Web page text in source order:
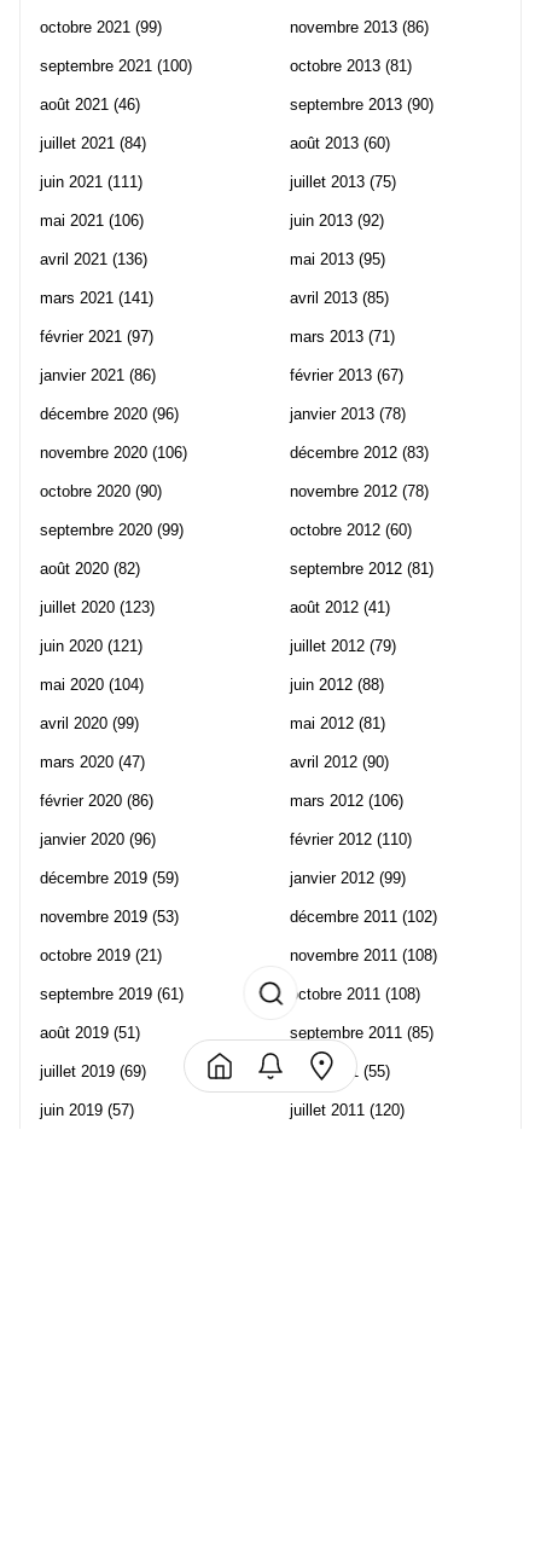
octobre 2021 (99)
septembre 2021 (100)
août 2021 (46)
juillet 2021 (84)
juin 2021 (111)
mai 2021 (106)
avril 2021 (136)
mars 2021 (141)
février 2021 (97)
janvier 2021 (86)
décembre 2020 (96)
novembre 2020 (106)
octobre 2020 (90)
septembre 2020 (99)
août 2020 (82)
juillet 2020 (123)
juin 2020 (121)
mai 2020 (104)
avril 2020 (99)
mars 2020 (47)
février 2020 (86)
janvier 2020 (96)
décembre 2019 (59)
novembre 2019 (53)
octobre 2019 (21)
septembre 2019 (61)
août 2019 (51)
juillet 2019 (69)
juin 2019 (57)
novembre 2013 (86)
octobre 2013 (81)
septembre 2013 (90)
août 2013 (60)
juillet 2013 (75)
juin 2013 (92)
mai 2013 (95)
avril 2013 (85)
mars 2013 (71)
février 2013 (67)
janvier 2013 (78)
décembre 2012 (83)
novembre 2012 (78)
octobre 2012 (60)
septembre 2012 (81)
août 2012 (41)
juillet 2012 (79)
juin 2012 (88)
mai 2012 (81)
avril 2012 (90)
mars 2012 (106)
février 2012 (110)
janvier 2012 (99)
décembre 2011 (102)
novembre 2011 (108)
octobre 2011 (108)
septembre 2011 (85)
août 2011 (55)
juillet 2011 (120)